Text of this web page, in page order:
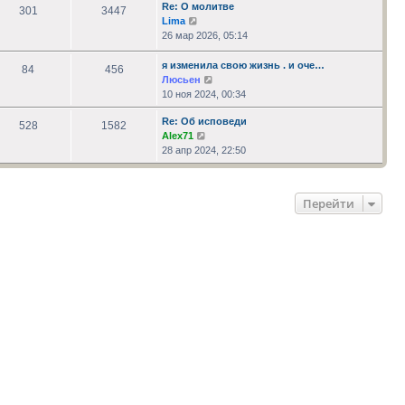
сообщению
301 3447
Re: О молитве
Lima
к
последнему
сообщению
26 мар 2026, 05:14
84 456
я изменила свою жизнь . и оче…
Люсьен
к
последнему
сообщению
10 ноя 2024, 00:34
528 1582
Re: Об исповеди
Alex71
к
последнему
28 апр 2024, 22:50
Перейти